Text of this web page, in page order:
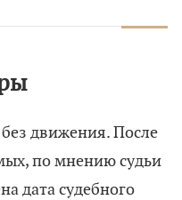
движения. После
по мнению судьи
дата судебного